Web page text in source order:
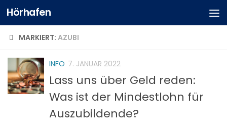
Hörhafen
MARKIERT: AZUBI
INFO 7. JANUAR 2022
Lass uns über Geld reden:
Was ist der Mindestlohn für
Auszubildende?